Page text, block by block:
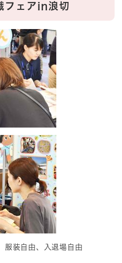
フェアin浪切
服装自由、入退場自由